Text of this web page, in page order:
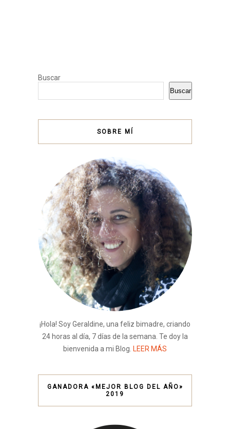
Buscar
Buscar
SOBRE MÍ
¡Hola! Soy Geraldine, una feliz bimadre, criando
24 horas al día, 7 días de la semana. Te doy la
bienvenida a mi Blog. LEER MÁS
GANADORA «MEJOR BLOG DEL AÑO»
2019